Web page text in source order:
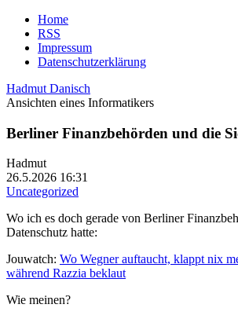
Home
RSS
Impressum
Datenschutzerklärung
Hadmut Danisch
Ansichten eines Informatikers
Berliner Finanzbehörden und die
Hadmut
26.5.2026 16:31
Uncategorized
Wo ich es doch gerade von Berliner
Datenschutz hatte:
Jouwatch: Wo Wegner auftaucht, klappt nix
während Razzia beklaut
Wie meinen?